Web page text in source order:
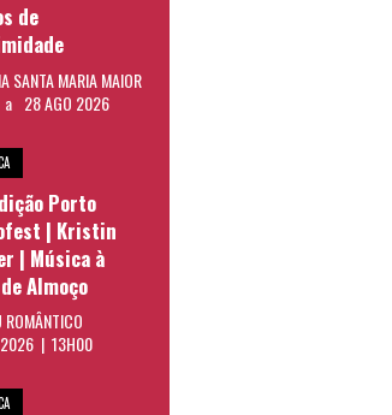
de
SANTA MARIA MAIOR
a 28 AGO 2026
Porto
| Kristin
| Música à
Almoço
ROMÂNTICO
2026 | 13H00